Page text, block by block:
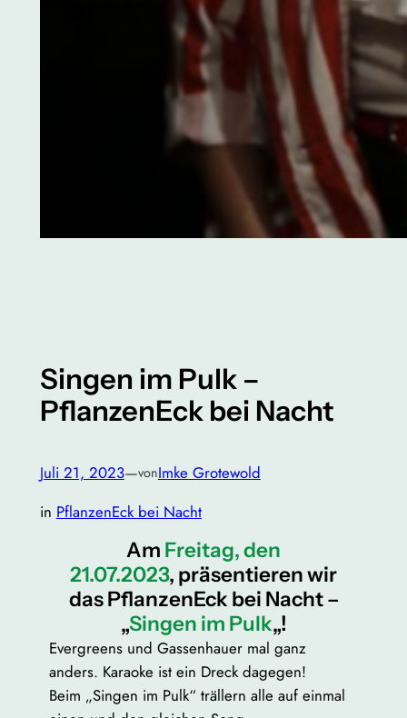
Singen im Pulk –
PflanzenEck bei Nacht
Juli 21, 2023—vonImke Grotewold
in PflanzenEck bei Nacht
Am Freitag, den
21.07.2023, präsentieren wir
das PflanzenEck bei Nacht –
„Singen im Pulk„!
Evergreens und Gassenhauer mal ganz
anders. Karaoke ist ein Dreck dagegen!
Beim „Singen im Pulk“ trällern alle auf einmal